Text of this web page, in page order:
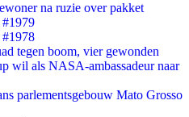
na ruzie over pakket
#1979
#1978
tegen boom, vier gewonden
wil als NASA-ambassadeur naar
parlementsgebouw Mato Grosso